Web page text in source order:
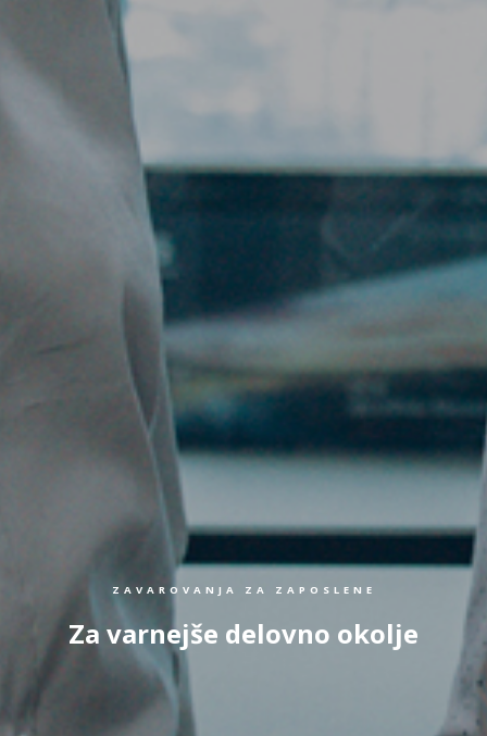
ZAVAROVANJA ZA ZAPOSLENE
Za varnejše delovno okolje